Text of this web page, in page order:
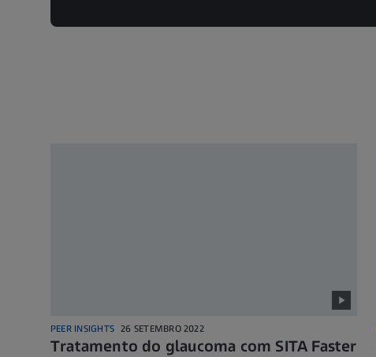
PEER INSIGHTS 26 SETEMBRO 2022
Tratamento do glaucoma com SITA Faster